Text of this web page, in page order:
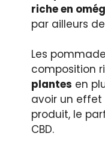
riche en
par ailleurs
Les
composition
plantes en
avoir un effet
produit, le
CBD.